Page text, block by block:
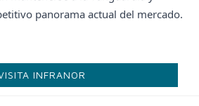
panorama actual del mercado.
INFRANOR